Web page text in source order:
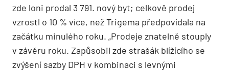
zde loni prodal 3 791. nový byt; celkově prodej
vzrostl o 10 % více, než Trigema předpovídala na
začátku minulého roku. „Prodeje znatelně stouply
v závěru roku. Zapůsobil zde strašák blížícího se
zvýšení sazby DPH v kombinaci s levnými